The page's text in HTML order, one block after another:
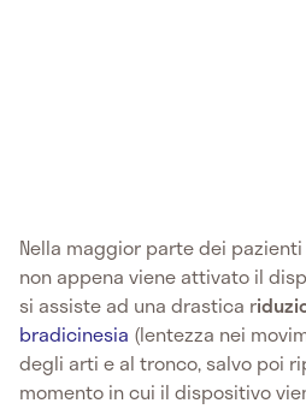
Nella maggior parte dei
non appena viene attivato il
si assiste ad una drastica r
bradicinesia (lentezza nei
degli arti e al tronco, salvo poi
momento in cui il dispositivo